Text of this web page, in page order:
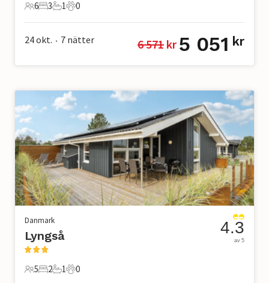
6 Gäster
6
3 Sovrum
3
1 Badrum
1
0 Husdjur
0
24 okt. • 7 nätter 6 571 kr 5 051 kr
Danmark
Lyngså
5 Gäster
5
2 Sovrum
2
1 Badrum
1
0 Husdjur
0
4.3
av 5